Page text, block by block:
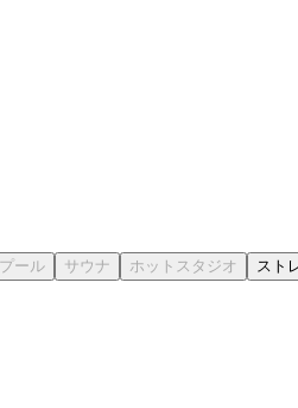
スト